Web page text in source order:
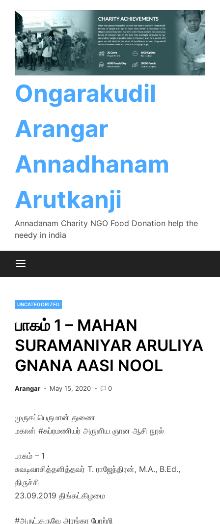
Ongarakudil
Arangar
Annadhanam
Arutkanji
Annadanam Charity NGO Food Donation help the
needy in india
UNCATEGORIZED
பாகம் 1 – MAHAN
SURAMANIYAR ARULIYA
GNANA AASI NOOL
Arangar May 15, 2020 0
முருகப்பெருமான் துணை
மகான் #சுப்ரமணியர் அருளிய ஞான ஆசி நூல்
பாகம் – 1
சுவடிவாசித்தளித்தவர் T. ராஜேந்திரன், M.A., B.Ed.,
திருச்சி
23.09.2019 திங்கட்கிழமை
#அருட்குருவே அரங்கா போற்றி